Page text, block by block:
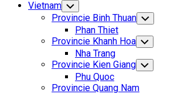
Vietnam Toggle
Child
Menu
Provincie Binh Thuan Toggle
Child
Menu
Phan Thiet
Provincie Khanh Hoa Toggle
Child
Menu
Nha Trang
Provincie Kien Giang Toggle
Child
Phu Quoc
Provincie Quang Nam